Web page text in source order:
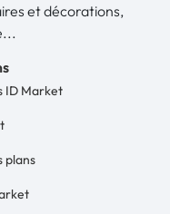
et décorations,
ID Market
plans